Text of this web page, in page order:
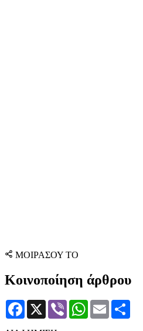
ΜΟΙΡΑΣΟΥ ΤΟ
Κοινοποίηση άρθρου
Facebook
X Viber WhatsApp
Email